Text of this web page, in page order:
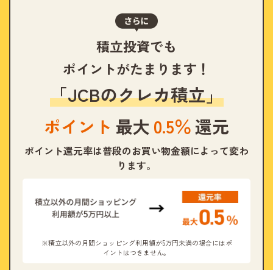
積立投資でも
ポイントがたまります！
「JCBのクレカ積立」
ポイント 最大 0.5％還元
ポイント還元率は普段のお買い物金額によって変わ
ります。
※積立以外の月間ショッピング利用額が5万円未満の場合にはポ
イントはつきません。